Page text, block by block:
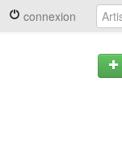
connexion